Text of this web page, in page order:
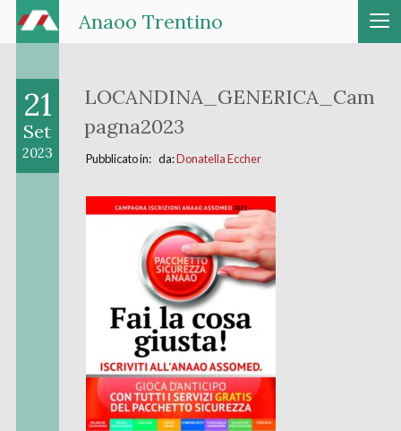
Anaoo Trentino
LOCANDINA_GENERICA_Cam
pagna2023
21
Set
2023 Pubblicato in: da:Donatella Eccher